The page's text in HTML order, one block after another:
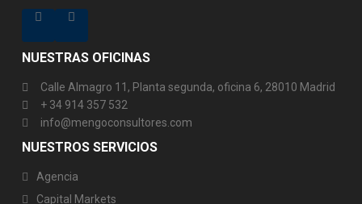
NUESTRAS OFICINAS
Calle Almagro 11, Planta segunda, oficina 6, 28010 Madrid
+ 34 914 357 532
info@mengoconsultores.com
NUESTROS SERVICIOS
Agencia
Capital Markets